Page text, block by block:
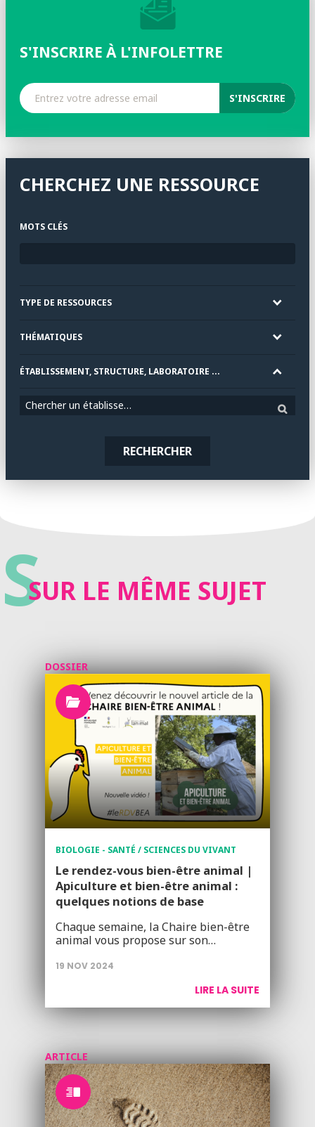
S'INSCRIRE À L'INFOLETTRE
CHERCHEZ UNE RESSOURCE
MOTS CLÉS
TYPE DE RESSOURCES
THÉMATIQUES
ÉTABLISSEMENT, STRUCTURE, LABORATOIRE ...
Chercher un établissement
RECHERCHER
SSUR LE MÊME SUJET
DOSSIER
BIOLOGIE - SANTÉ / SCIENCES DU VIVANT
Le rendez-vous bien-être animal |
Apiculture et bien-être animal :
quelques notions de base
Chaque semaine, la Chaire bien-être
animal vous propose sur son…
19 NOV 2024
LIRE LA SUITE
ARTICLE